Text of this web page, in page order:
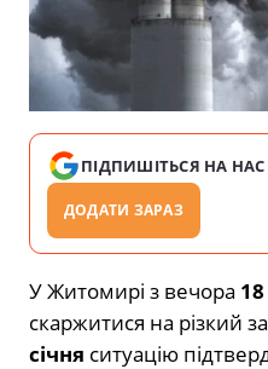
ПІДПИШІТЬСЯ НА НАС
ДОДАТИ ЗАРАЗ
У Житомирі з вечора
скаржитися на різкий
січня ситуацію